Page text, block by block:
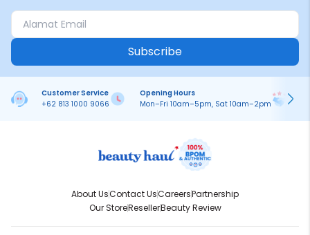
Subscribe
Customer Service
+62 813 1000 9066
Opening Hours
Mon–Fri 10am–5pm, Sat 10am–2pm
About UsContact UsCareersPartnership
Our StoreResellerBeauty Review